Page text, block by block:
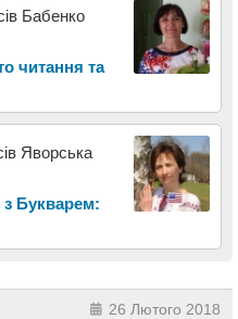
Бабенко
читання та
Яворська
Букварем:
26 Лютого 2018